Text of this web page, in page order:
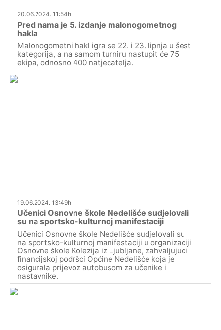
20.06.2024. 11:54h
Pred nama je 5. izdanje malonogometnog
hakla
Malonogometni hakl igra se 22. i 23. lipnja u šest
kategorija, a na samom turniru nastupit će 75
ekipa, odnosno 400 natjecatelja.
19.06.2024. 13:49h
Učenici Osnovne škole Nedelišće sudjelovali
su na sportsko-kulturnoj manifestaciji
Učenici Osnovne škole Nedelišće sudjelovali su
na sportsko-kulturnoj manifestaciji u organizaciji
Osnovne škole Kolezija iz Ljubljane, zahvaljujući
financijskoj podršci Općine Nedelišće koja je
osigurala prijevoz autobusom za učenike i
nastavnike.